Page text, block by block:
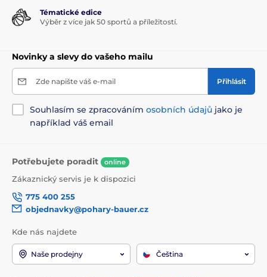
Tématické edice
Výběr z více jak 50 sportů a příležitostí.
Novinky a slevy do vašeho mailu
Zde napište váš e-mail Přihlásit
Souhlasím se zpracováním osobních údajů jako je
například váš email
Potřebujete poradit online
Zákaznický servis je k dispozici
775 400 255
objednavky@pohary-bauer.cz
Kde nás najdete
Naše prodejny Čeština